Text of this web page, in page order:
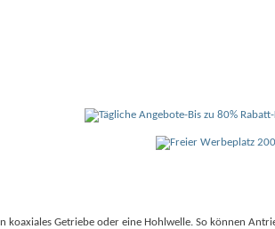
Getriebe oder eine Hohlwelle. So können